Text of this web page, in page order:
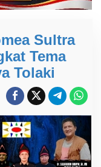
Sultra
Tema
Tolaki